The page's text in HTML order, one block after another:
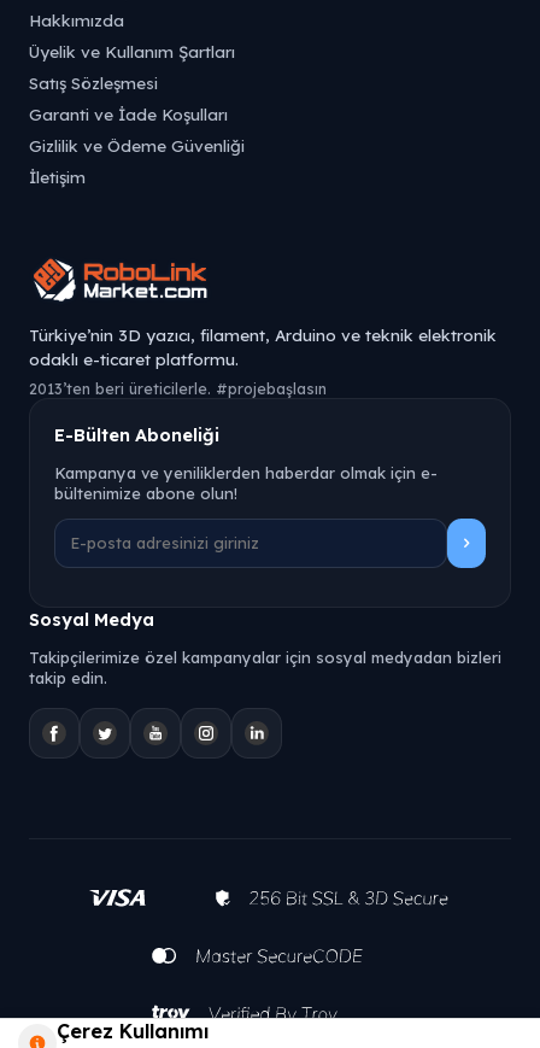
Hakkımızda
Üyelik ve Kullanım Şartları
Satış Sözleşmesi
Garanti ve İade Koşulları
Gizlilik ve Ödeme Güvenliği
İletişim
Türkiye’nin 3D yazıcı, filament, Arduino ve teknik elektronik
odaklı e-ticaret platformu.
2013’ten beri üreticilerle. #projebaşlasın
E-Bülten Aboneliği
Kampanya ve yeniliklerden haberdar olmak için e-
bültenimize abone olun!
Sosyal Medya
Takipçilerimize özel kampanyalar için sosyal medyadan bizleri
takip edin.
Çerez Kullanımı